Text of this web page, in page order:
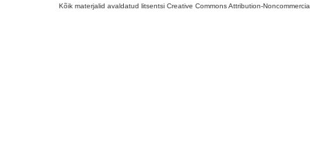
Kõik materjalid avaldatud litsentsi Creative Commons Attribution-